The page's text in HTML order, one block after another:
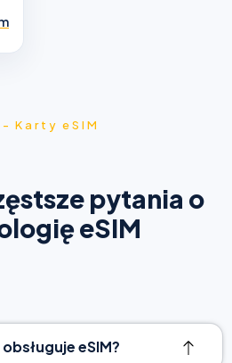
- Karty eSIM
pytania o
eSIM
eSIM?